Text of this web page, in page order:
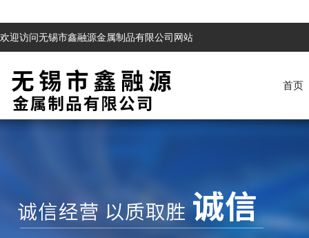
欢迎访问无锡市鑫融源金属制品有限公司网站
首页